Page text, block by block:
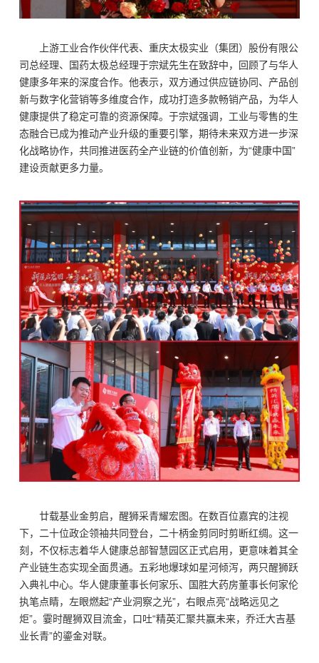
上游工业合作伙伴代表、重庆太极实业（集团）股份有限公
司总经理、国药太极总经理于宗斌先生在致辞中，回顾了与华人
健康多年来的深度合作。他表示，双方通过供应链协同、产品创
新与数字化营销等多维度合作，成功打造多款畅销产品，为华人
健康提供了稳定可靠的资源保障。于宗斌强调，工业与零售的生
态融合已成为推动产业升级的重要引擎，期待未来双方进一步深
化战略协作，共同推进医药全产业链的价值创新，为“健康中国”
建设贡献更多力量。
廿载基业金剪启，醒狮采青耀宏图。在数百位嘉宾的注视
下，二十位政企领袖共同登台，二十柄金剪同时剪断红绸。这一
刻，不仅标志着华人健康总部智慧园区正式启用，更意味着其全
产业链生态实现全面贯通。五彩地爆球如星河倾泻，两只醒狮跃
入典礼中心。华人健康董事长何家乐、国胜大药房董事长何家伦
执笔点睛，左眼燃起“产业洞察之光”，右眼点亮“战略远见之
炬”。霎时醒狮双目流金，口吐“精英汇聚共赢未来，乔迁大吉基
业长青”的鎏金对联。